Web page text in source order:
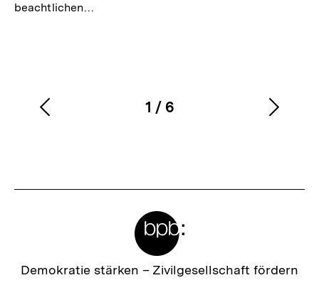
beachtlichen…
Karussellinhalt
1
von
/ 6
Vorherigen
Zur
Demokratie stärken – Zivilgesellschaft fördern